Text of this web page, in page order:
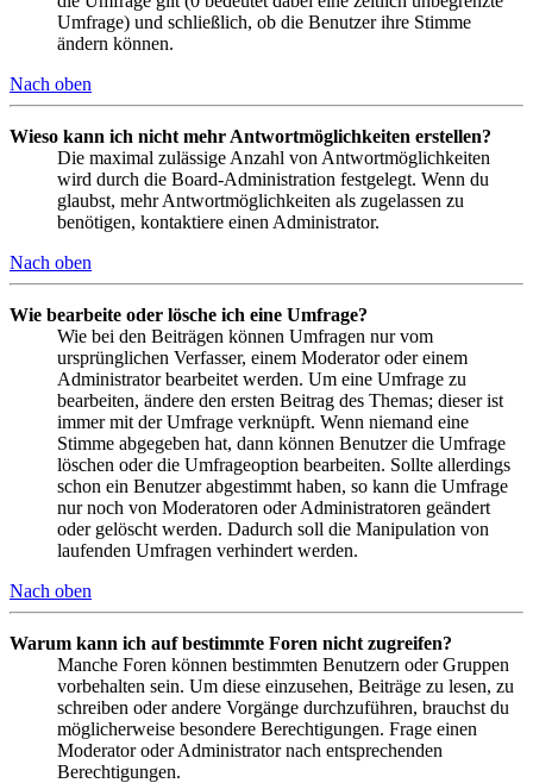
Umfrage) und schließlich, ob die Benutzer ihre Stimme
ändern können.
Nach oben
Wieso kann ich nicht mehr Antwortmöglichkeiten erstellen?
Die maximal zulässige Anzahl von Antwortmöglichkeiten
wird durch die Board-Administration festgelegt. Wenn du
glaubst, mehr Antwortmöglichkeiten als zugelassen zu
benötigen, kontaktiere einen Administrator.
Nach oben
Wie bearbeite oder lösche ich eine Umfrage?
Wie bei den Beiträgen können Umfragen nur vom
ursprünglichen Verfasser, einem Moderator oder einem
Administrator bearbeitet werden. Um eine Umfrage zu
bearbeiten, ändere den ersten Beitrag des Themas; dieser ist
immer mit der Umfrage verknüpft. Wenn niemand eine
Stimme abgegeben hat, dann können Benutzer die Umfrage
löschen oder die Umfrageoption bearbeiten. Sollte allerdings
schon ein Benutzer abgestimmt haben, so kann die Umfrage
nur noch von Moderatoren oder Administratoren geändert
oder gelöscht werden. Dadurch soll die Manipulation von
laufenden Umfragen verhindert werden.
Nach oben
Warum kann ich auf bestimmte Foren nicht zugreifen?
Manche Foren können bestimmten Benutzern oder Gruppen
vorbehalten sein. Um diese einzusehen, Beiträge zu lesen, zu
schreiben oder andere Vorgänge durchzuführen, brauchst du
möglicherweise besondere Berechtigungen. Frage einen
Moderator oder Administrator nach entsprechenden
Berechtigungen.